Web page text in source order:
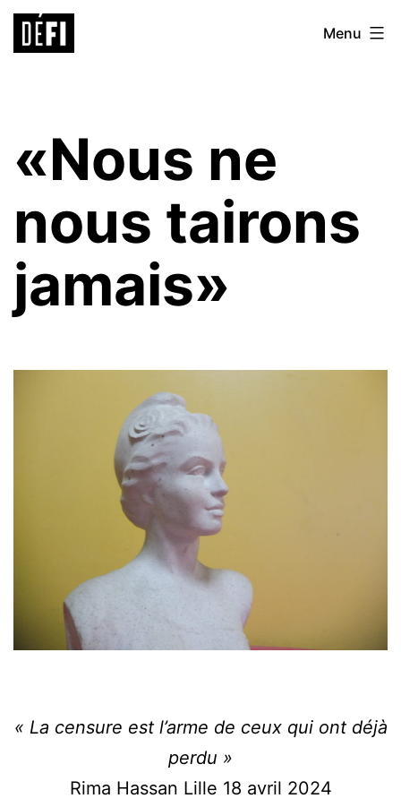
Aller
Défi
Menu
«Nous ne
nous tairons
jamais»
« La censure est l’arme de ceux qui ont déjà
perdu »
Rima Hassan Lille 18 avril 2024